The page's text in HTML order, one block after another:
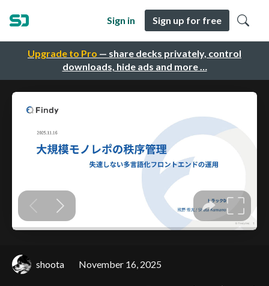
Upgrade to Pro — share decks privately, control
downloads, hide ads and more …
Sign in Sign up for free
shoota November 16, 2025